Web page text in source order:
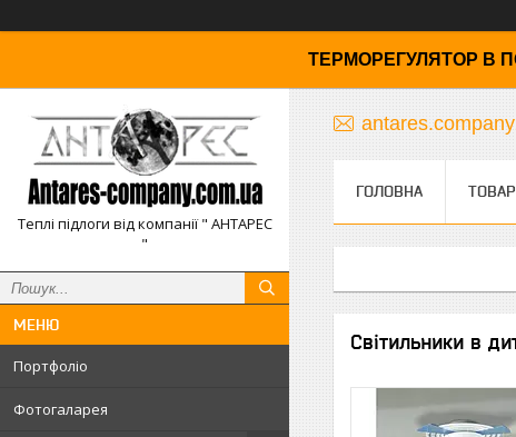
ТЕРМОРЕГУЛЯТОР В
Теплі підлоги від компанії " АНТАРЕС
"
Портфоліо
Фотогаларея
ГОЛОВНА
Світильники в